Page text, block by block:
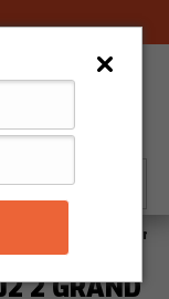
FF302 2 Grand
2 GRAND